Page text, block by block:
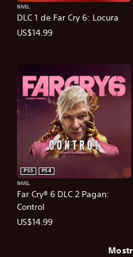
DLC 1 de Far Cry 6: Locura
NIVEL
US$14.99
Far Cry® 6 DLC 2 Pagan:
Control
PS5
PS4
NIVEL
US$14.99